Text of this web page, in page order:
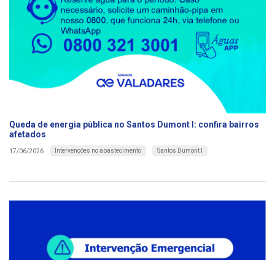
Queda de energia pública no Santos Dumont I: confira bairros
afetados
17/06/2026 Intervenções no abastecimento Santos Dumont I